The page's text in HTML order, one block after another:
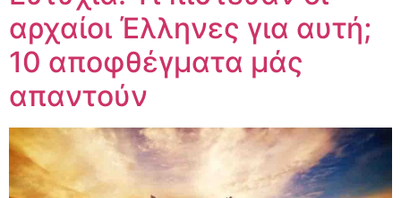
αρχαίοι Έλληνες για αυτή;
10 αποφθέγματα μάς
απαντούν